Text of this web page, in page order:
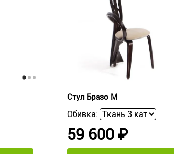
Стул Бразо М
Обивка:
59 600 ₽